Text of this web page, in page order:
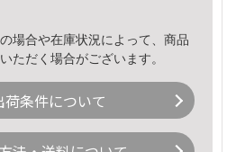
場合や在庫状況によって、商品
ただく場合がございます。
荷条件について